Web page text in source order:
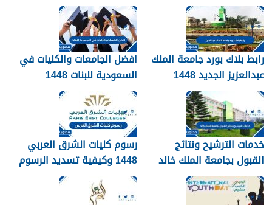
رابط بلاك بورد جامعة الملك
عبدالعزيز الجديد 1448
blackboard kau
افضل الجامعات والكليات في
السعودية للبنات 1448
خدمات الترشيح ونتائج
القبول بجامعة الملك خالد
1448
رسوم كليات الشرق العربي
1448 وكيفية تسديد الرسوم